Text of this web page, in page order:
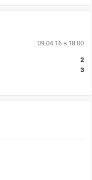
09.04.16 в 18:00
2
3